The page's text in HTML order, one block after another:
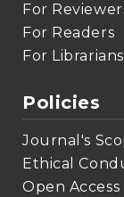
For
For Readers
For Librarians
Policies
Journal's
Ethical
Open